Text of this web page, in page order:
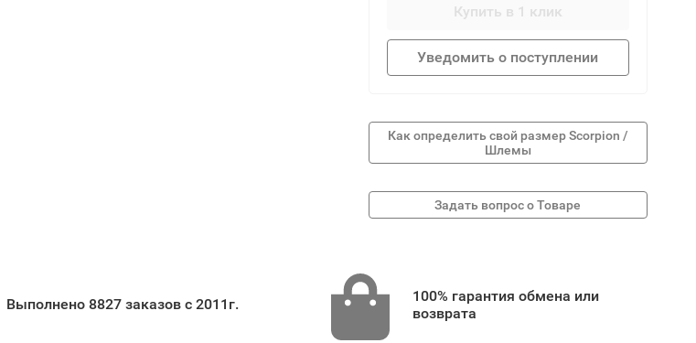
Купить в 1 клик
Уведомить о поступлении
Как определить свой размер Scorpion /
Шлемы
Выполнено 8827 заказов с 2011г.
100% гарантия обмена или
возврата